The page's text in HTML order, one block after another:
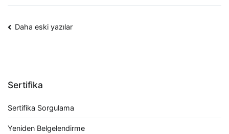
Yazı
Daha eski yazılar
Sertifika
Sertifika Sorgulama
Yeniden Belgelendirme